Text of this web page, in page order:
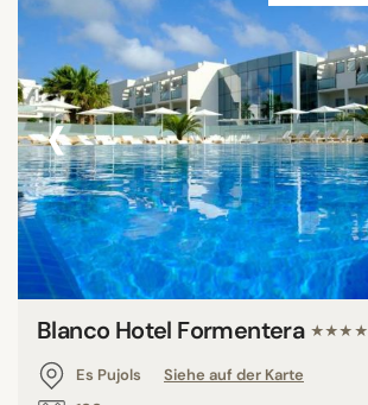
‹
Blanco Hotel Formentera ★★★★
Es Pujols
Siehe auf der Karte